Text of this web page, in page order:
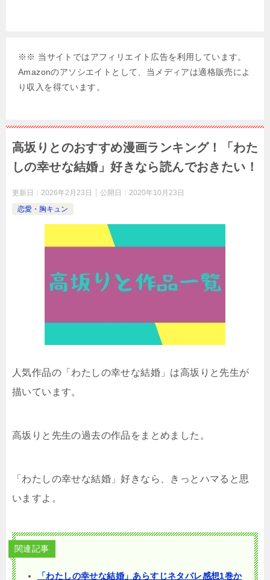
※※ 当サイトではアフィリエイト広告を利用しています。
Amazonのアソシエイトとして、当メディアは適格販売によ
り収入を得ています。
高坂りとのおすすめ漫画ランキング！「わた
しの幸せな結婚」好きなら読んでおきたい！
更新日： 2026年2月23日 公開日： 2020年10月23日
恋愛・胸キュン
人気作品の「わたしの幸せな結婚」は高坂りと先生が
描いています。
高坂りと先生の過去の作品をまとめました。
「わたしの幸せな結婚」好きなら、きっとハマると思
いますよ。
関連記事
「わたしの幸せな結婚」あらすじネタバレ感想1巻か